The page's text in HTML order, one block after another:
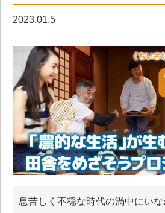
2023.01.5
息苦しく不穏な時代の渦中にい